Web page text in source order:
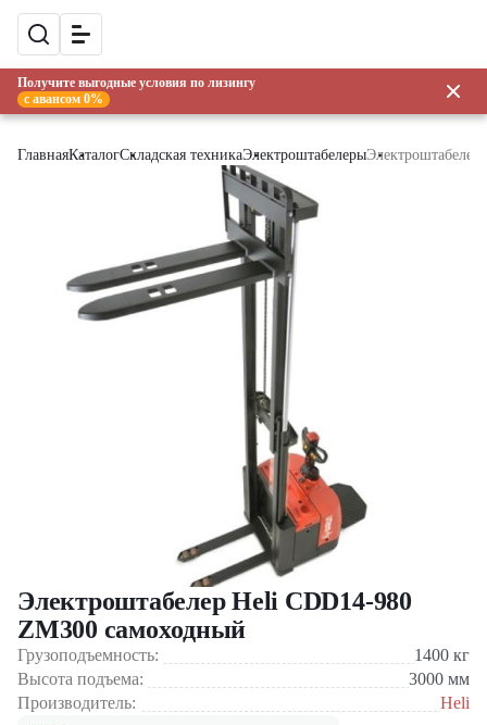
Получите выгодные условия по лизингу
с авансом 0%
ГлавнаяКаталогСкладская техникаЭлектроштабелеры
Электроштабелер Heli CDD14-980
ZM300 самоxодный
Грузоподъемность: 1400 кг
Высота подъема:
3000 мм
Производитель:
Heli